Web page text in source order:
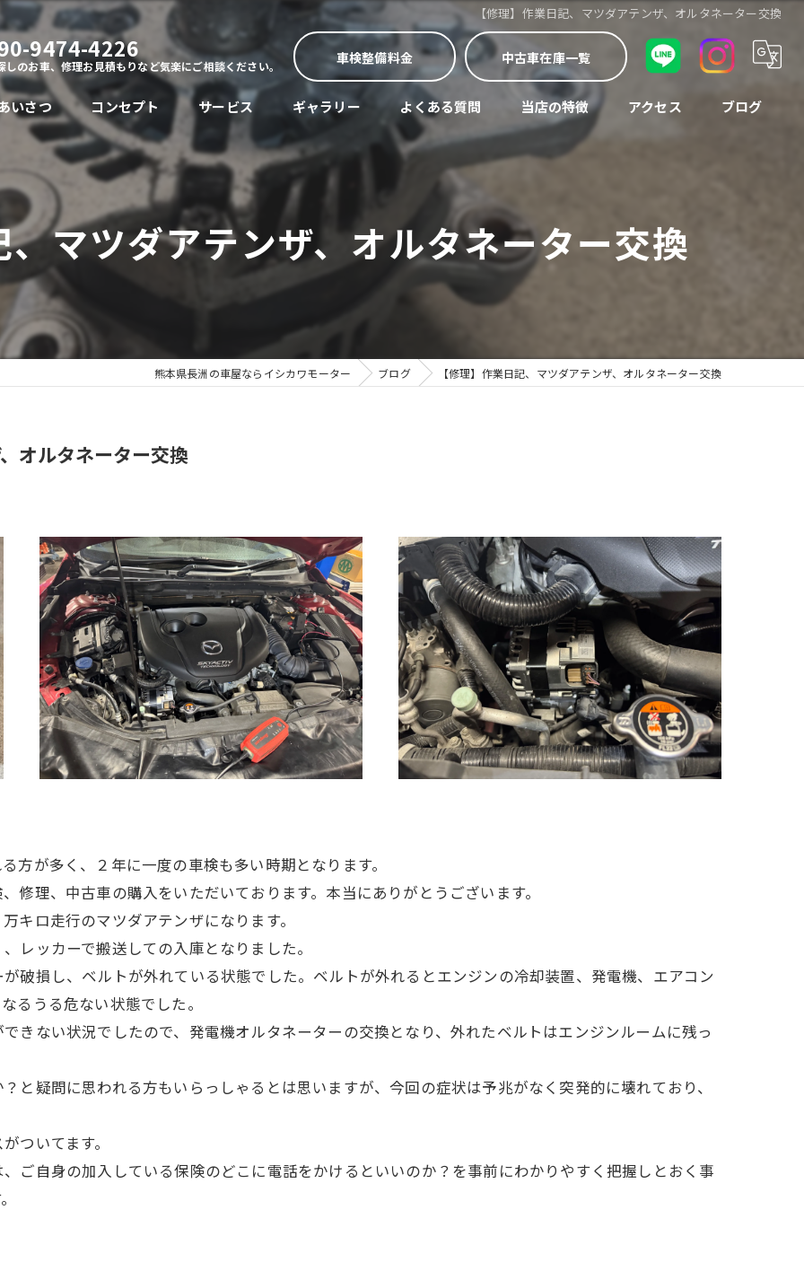
【修理】作業日記、マツダアテンザ、オルタネーター交換
9474-4226
しのお車、修理お見積もりなど気楽にご相談ください。 車検整備料金 中古車在庫一覧
いさつ コンセプト サービス ギャラリー よくある質問 当店の特徴
修理
アクセス ブログ
、マツダアテンザ、オルタネーター交換
熊本県長洲の車屋ならイシカワモーター ブログ 【修理】作業日記、マツダアテンザ、オルタネーター交換
オルタネーター交換
方が多く、２年に一度の車検も多い時期となります。
修理、中古車の購入をいただいております。本当にありがとうございます。
キロ走行のマツダアテンザになります。
レッカーで搬送しての入庫となりました。
破損し、ベルトが外れている状態でした。ベルトが外れるとエンジンの冷却装置、発電機、エアコン
るうる危ない状態でした。
きない状況でしたので、発電機オルタネーターの交換となり、外れたベルトはエンジンルームに残っ
と疑問に思われる方もいらっしゃるとは思いますが、今回の症状は予兆がなく突発的に壊れており、
ついてます。
ご自身の加入している保険のどこに電話をかけるといいのか？を事前にわかりやすく把握しとおく事